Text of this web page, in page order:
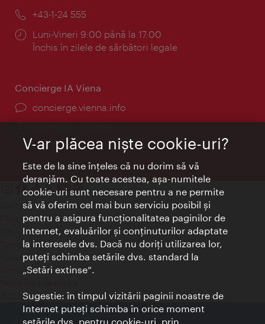
Telefon:
+43-1-24 555
Program:
Luni-Vineri 9:00 până la 17:00
Închis în zilele de sărbători legale
Concierge IA Viena
concierge.vienna.info
Contact
Credits
Declaraţie privind protecţia datelor
Terms of Use
Accesibilitate
Contact presa
© Copyright Wien Tourismus
V-ar plăcea nişte cookie-uri?
Este de la sine înţeles că nu dorim să vă
deranjăm. Cu toate acestea, aşa-numitele
cookie-uri sunt necesare pentru a ne permite
să vă oferim cel mai bun serviciu posibil şi
pentru a asigura funcţionalitatea paginilor de
Internet, evaluărilor şi conţinuturilor adaptate
la interesele dvs. Dacă nu doriţi utilizarea lor,
puteţi schimba setările dvs. standard la
„Setări extinse“.
Sugestie: în timpul vizitării paginii noastre de
Internet puteţi schimba în orice moment
setările dvs. pentru cookie-uri, prin